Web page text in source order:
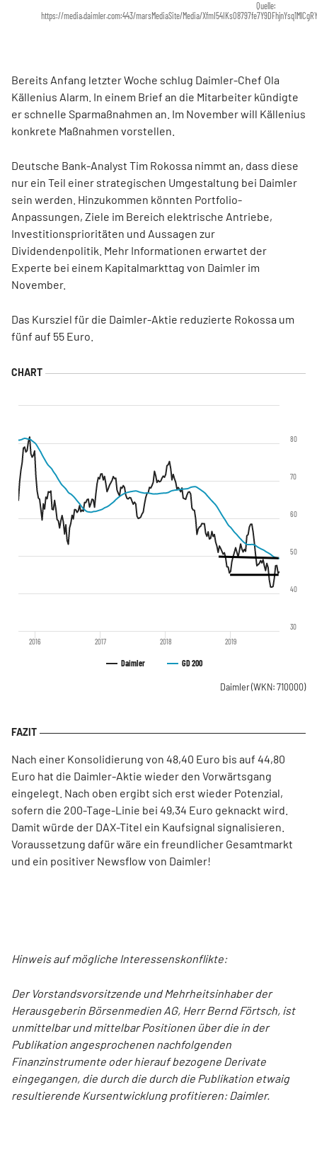
Quelle:
https://media.daimler.com:443/marsMediaSite/Media/
Bereits Anfang letzter Woche schlug Daimler-Chef Ola
Källenius Alarm. In einem Brief an die Mitarbeiter kündigte
er schnelle Sparmaßnahmen an. Im November will Källenius
konkrete Maßnahmen vorstellen.
Deutsche Bank-Analyst Tim Rokossa nimmt an, dass diese
nur ein Teil einer strategischen Umgestaltung bei Daimler
sein werden. Hinzukommen könnten Portfolio-
Anpassungen, Ziele im Bereich elektrische Antriebe,
Investitionsprioritäten und Aussagen zur
Dividendenpolitik. Mehr Informationen erwartet der
Experte bei einem Kapitalmarkttag von Daimler im
November.
Das Kursziel für die Daimler-Aktie reduzierte Rokossa um
fünf auf 55 Euro.
Daimler GD 200
2016 2017 2018 2019
30
40
50
60
70
80
Daimler(WKN: 710000)
Nach einer Konsolidierung von 48,40 Euro bis auf 44,80
Euro hat die Daimler-Aktie wieder den Vorwärtsgang
eingelegt. Nach oben ergibt sich erst wieder Potenzial,
sofern die 200-Tage-Linie bei 49,34 Euro geknackt wird.
Damit würde der DAX-Titel ein Kaufsignal signalisieren.
Voraussetzung dafür wäre ein freundlicher Gesamtmarkt
und ein positiver Newsflow von Daimler!
Hinweis auf mögliche Interessenskonflikte:
Der Vorstandsvorsitzende und Mehrheitsinhaber der
Herausgeberin Börsenmedien AG, Herr Bernd Förtsch, ist
unmittelbar und mittelbar Positionen über die in der
Publikation angesprochenen nachfolgenden
Finanzinstrumente oder hierauf bezogene Derivate
eingegangen, die durch die durch die Publikation etwaig
resultierende Kursentwicklung profitieren: Daimler.